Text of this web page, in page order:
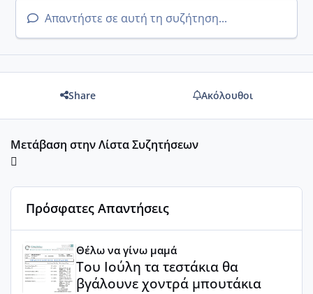
Απαντήστε σε αυτή τη συζήτηση...
Share Ακόλουθοι
Μετάβαση στην Λίστα Συζητήσεων
Πρόσφατες Απαντήσεις
Θέλω να γίνω μαμά
Του Ιούλη τα τεστάκια θα
βγάλουνε χοντρά μπουτάκια